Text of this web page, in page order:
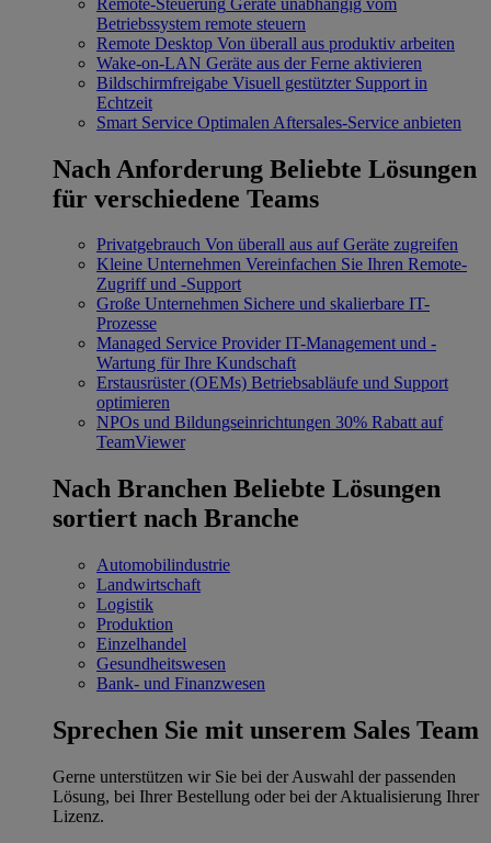
Betriebssystem remote steuern
Remote Desktop Von überall aus produktiv arbeiten
Wake-on-LAN Geräte aus der Ferne aktivieren
Bildschirmfreigabe Visuell gestützter Support in
Echtzeit
Smart Service Optimalen Aftersales-Service anbieten
Nach Anforderung Beliebte Lösungen
für verschiedene Teams
Privatgebrauch Von überall aus auf Geräte zugreifen
Kleine Unternehmen Vereinfachen Sie Ihren Remote-
Zugriff und -Support
Große Unternehmen Sichere und skalierbare IT-
Prozesse
Managed Service Provider IT-Management und -
Wartung für Ihre Kundschaft
Erstausrüster (OEMs) Betriebsabläufe und Support
optimieren
NPOs und Bildungseinrichtungen 30% Rabatt auf
TeamViewer
Nach Branchen Beliebte Lösungen
sortiert nach Branche
Automobilindustrie
Landwirtschaft
Logistik
Produktion
Einzelhandel
Gesundheitswesen
Bank- und Finanzwesen
Sprechen Sie mit unserem Sales Team
Gerne unterstützen wir Sie bei der Auswahl der passenden
Lösung, bei Ihrer Bestellung oder bei der Aktualisierung Ihrer
Lizenz.